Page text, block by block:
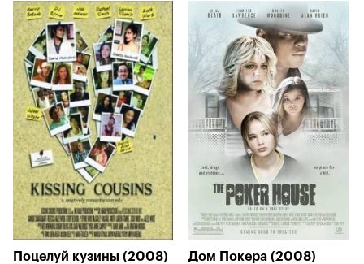
Поцелуй кузины (2008) Дом Покера (2008)